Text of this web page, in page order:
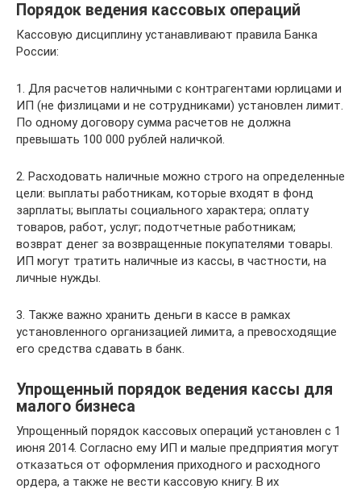
Порядок ведения кассовых операций
Кассовую дисциплину устанавливают правила Банка
России:
1. Для расчетов наличными с контрагентами юрлицами и
ИП (не физлицами и не сотрудниками) установлен лимит.
По одному договору сумма расчетов не должна
превышать 100 000 рублей наличкой.
2. Расходовать наличные можно строго на определенные
цели: выплаты работникам, которые входят в фонд
зарплаты; выплаты социального характера; оплату
товаров, работ, услуг; подотчетные работникам;
возврат денег за возвращенные покупателями товары.
ИП могут тратить наличные из кассы, в частности, на
личные нужды.
3. Также важно хранить деньги в кассе в рамках
установленного организацией лимита, а превосходящие
его средства сдавать в банк.
Упрощенный порядок ведения кассы для
малого бизнеса
Упрощенный порядок кассовых операций установлен с 1
июня 2014. Согласно ему ИП и малые предприятия могут
отказаться от оформления приходного и расходного
ордера, а также не вести кассовую книгу. В их